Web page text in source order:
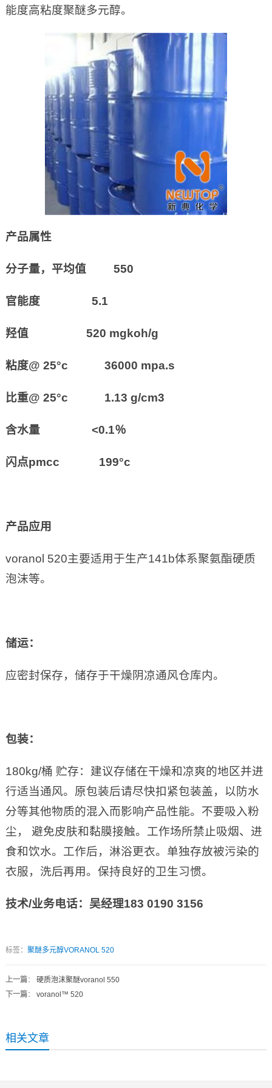
能度高粘度聚醚多元醇。
产品属性
分子量，平均值 550
官能度 5.1
羟值 520 mgkoh/g
粘度@ 25°c 36000 mpa.s
比重@ 25°c 1.13 g/cm3
含水量 <0.1％
闪点pmcc 199°c
产品应用
voranol 520主要适用于生产141b体系聚氨酯硬质
泡沫等。
储运：
应密封保存，储存于干燥阴凉通风仓库内。
包装：
180kg/桶 贮存：建议存储在干燥和凉爽的地区并进
行适当通风。原包装后请尽快扣紧包装盖，以防水
分等其他物质的混入而影响产品性能。不要吸入粉
尘， 避免皮肤和黏膜接触。工作场所禁止吸烟、进
食和饮水。工作后，淋浴更衣。单独存放被污染的
衣服，洗后再用。保持良好的卫生习惯。
技术/业务电话：吴经理183 0190 3156
标签： 聚醚多元醇VORANOL 520
上一篇： 硬质泡沫聚醚voranol 550
下一篇： voranol™ 520
相关文章